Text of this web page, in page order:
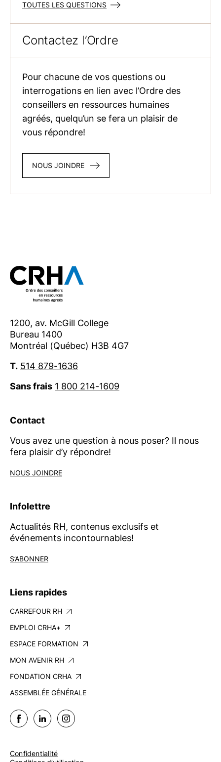
TOUTES LES QUESTIONS
Contactez l’Ordre
Pour chacune de vos questions ou
interrogations en lien avec l’Ordre des
conseillers en ressources humaines
agréés, quelqu’un se fera un plaisir de
vous répondre!
NOUS JOINDRE
1200, av. McGill College
Bureau 1400
Montréal (Québec) H3B 4G7
T. 514 879-1636
Sans frais 1 800 214-1609
Contact
Vous avez une question à nous poser? Il nous
fera plaisir d’y répondre!
NOUS JOINDRE
Infolettre
Actualités RH, contenus exclusifs et
événements incontournables!
S’ABONNER
Liens rapides
CARREFOUR RH
EMPLOI CRHA+
ESPACE FORMATION
MON AVENIR RH
FONDATION CRHA
ASSEMBLÉE GÉNÉRALE
Confidentialité